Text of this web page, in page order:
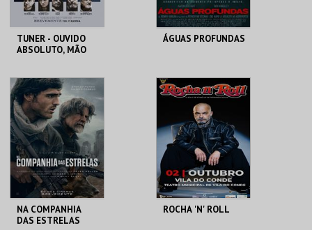
TUNER - OUVIDO
ABSOLUTO, MÃO
TEATRO M. VILA DO
CONDE
MAIS INFO
COMPRAR
ÁGUAS PROFUNDAS
TEATRO M. VILA DO
CONDE
MAIS INFO
COMPRAR
NA COMPANHIA
DAS ESTRELAS
ROCHA 'N' ROLL